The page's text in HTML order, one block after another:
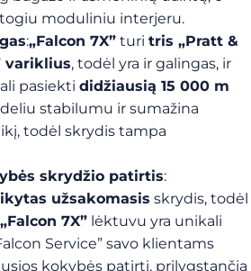
moduliniu interjeru.
:„Falcon 7X” turi tris „Pratt &
variklius, todėl yra ir galingas, ir
pasiekti didžiausią 15 000 m
stabilumu ir sumažina
todėl skrydis tampa
skrydžio patirtis:
užsakomasis skrydis, todėl
„Falcon 7X” lėktuvu yra unikali
Service” savo klientams
kokybės patirtį, prilygstančią